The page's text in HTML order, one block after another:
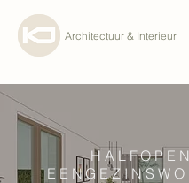
Architectuur & Interieur
HALFOPEN